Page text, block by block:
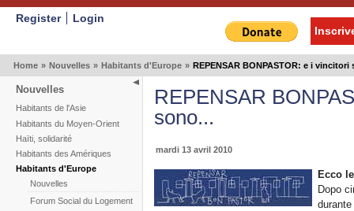
Register
Login
Home » Nouvelles » Habitants d'Europe » REPENSAR BONPASTOR: e i vincitori
Nouvelles
Habitants de l'Asie
Habitants du Moyen-Orient
Haïti, solidarité
Habitants des Amériques
Habitants d'Europe
Nouvelles
Forum Social du Logement
REPENSAR
sono...
mardi 13 avril 2010
Ecco
Dopo